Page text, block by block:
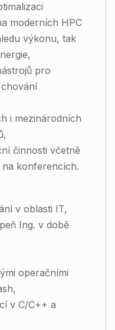
moderních HPC
výkonu, tak
pro
i mezinárodních
činnosti včetně
konferencích.
v oblasti IT,
Ing. v době
operačními
,
v C/C++ a